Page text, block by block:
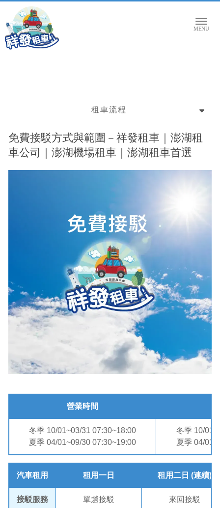
租車流程
免費接駁方式與範圍－祥發租車｜澎湖租
車公司｜澎湖機場租車｜澎湖租車首選
營業時間
冬季 10/01~03/31 07:30~18:00
夏季 04/01~09/30 07:30~19:00
冬季 10/
夏季 04/
汽車租用 租用一日 租用二日 (連續)
接駁服務 單趟接駁 來回接駁